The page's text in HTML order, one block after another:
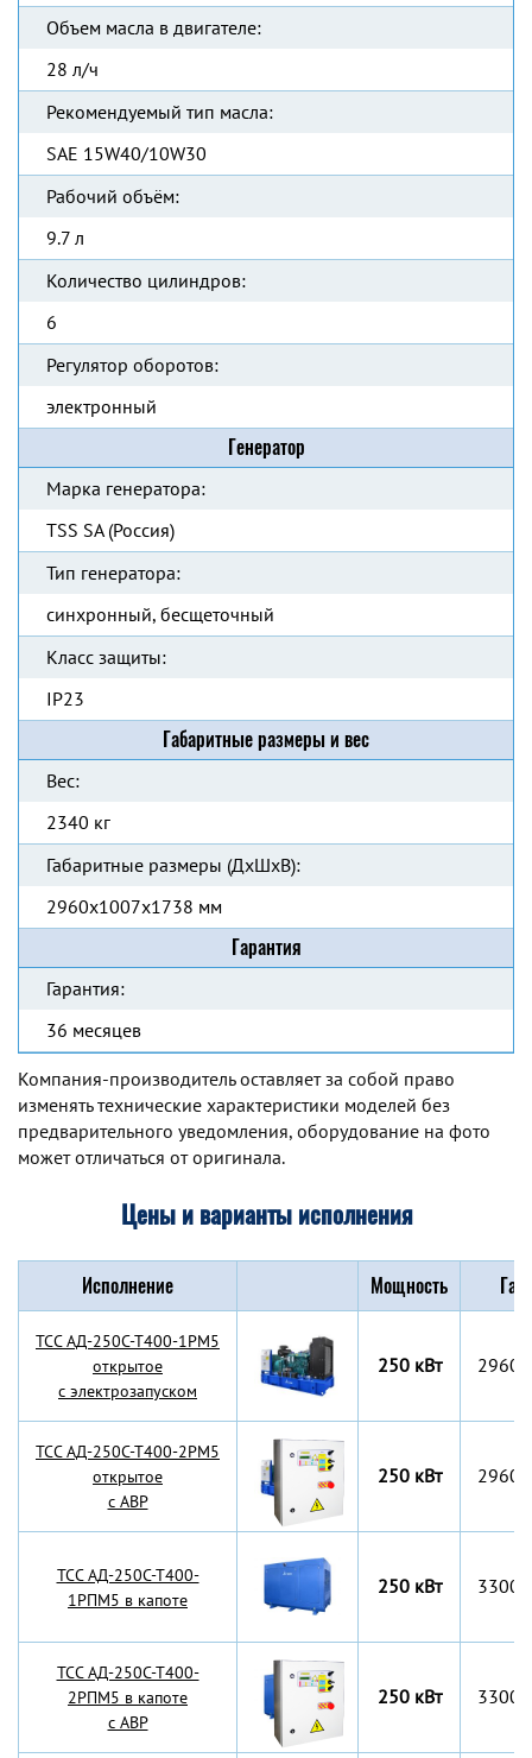
Объем масла в двигателе:
28 л/ч
Рекомендуемый тип масла:
SAE 15W40/10W30
Рабочий объём:
9.7 л
Количество цилиндров:
6
Регулятор оборотов:
электронный
Генератор
Марка генератора:
TSS SA (Россия)
Тип генератора:
синхронный, бесщеточный
Класс защиты:
IP23
Габаритные размеры и вес
Вес:
2340 кг
Габаритные размеры (ДхШхВ):
2960x1007x1738 мм
Гарантия
Гарантия:
36 месяцев
Компания-производитель оставляет за собой право
изменять технические характеристики моделей без
предварительного уведомления, оборудование на фото
может отличаться от оригинала.
Цены и варианты исполнения
Исполнение Мощность
TCC АД-250С-Т400-1РМ5
открытое
с электрозапуском
250 кВт
TCC АД-250С-Т400-2РМ5
открытое
с АВР
250 кВт
TCC АД-250С-Т400-
1РПМ5 в капоте
250 кВт
TCC АД-250С-Т400-
2РПМ5 в капоте
с АВР
250 кВт